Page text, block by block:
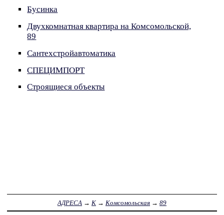
Бусинка
Двухкомнатная квартира на Комсомольской,
89
Сантехстройавтоматика
СПЕЦИМПОРТ
Строящиеся объекты
АДРЕСА → К → Комсомольская → 89